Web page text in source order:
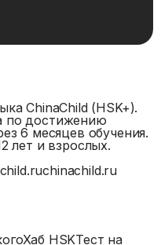
ChinaChild (HSK+).
по достижению
6 месяцев обучения.
лет и взрослых.
chinachild.ru
Хаб HSKТест на